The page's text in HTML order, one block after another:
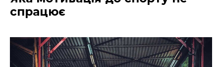
спрацює